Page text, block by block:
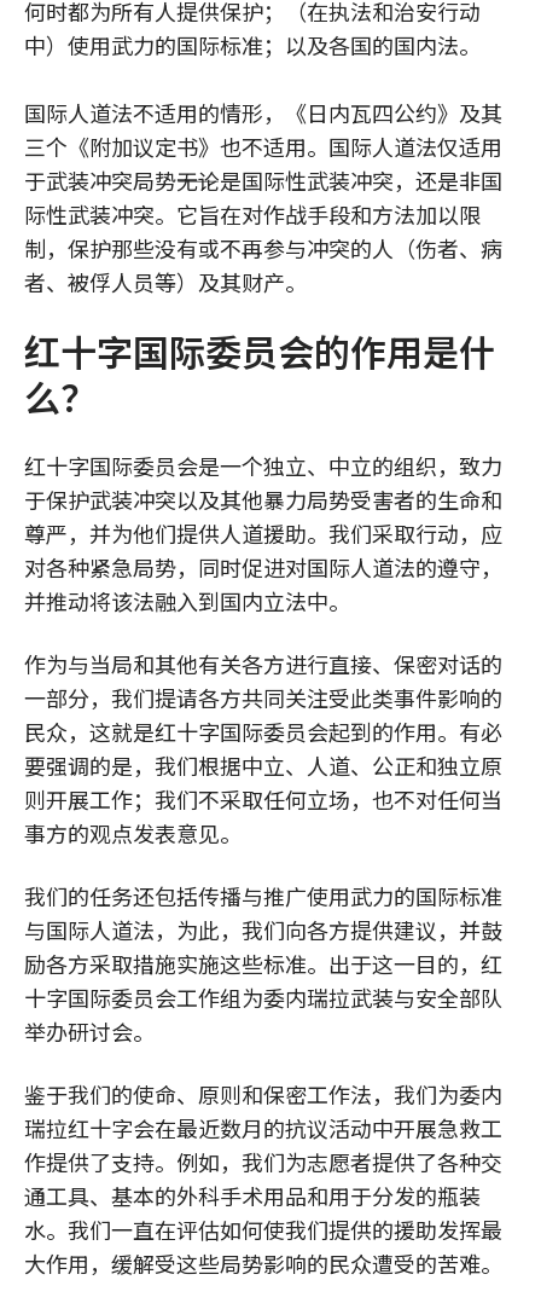
何时都为所有人提供保护；（在执法和治安行动
中）使用武力的国际标准；以及各国的国内法。
国际人道法不适用的情形，《日内瓦四公约》及其
三个《附加议定书》也不适用。国际人道法仅适用
于武装冲突局势――无论是国际性武装冲突，还是非国
际性武装冲突。它旨在对作战手段和方法加以限
制，保护那些没有或不再参与冲突的人（伤者、病
者、被俘人员等）及其财产。
红十字国际委员会的作用是什
么？
红十字国际委员会是一个独立、中立的组织，致力
于保护武装冲突以及其他暴力局势受害者的生命和
尊严，并为他们提供人道援助。我们采取行动，应
对各种紧急局势，同时促进对国际人道法的遵守，
并推动将该法融入到国内立法中。
作为与当局和其他有关各方进行直接、保密对话的
一部分，我们提请各方共同关注受此类事件影响的
民众，这就是红十字国际委员会起到的作用。有必
要强调的是，我们根据中立、人道、公正和独立原
则开展工作；我们不采取任何立场，也不对任何当
事方的观点发表意见。
我们的任务还包括传播与推广使用武力的国际标准
与国际人道法，为此，我们向各方提供建议，并鼓
励各方采取措施实施这些标准。出于这一目的，红
十字国际委员会工作组为委内瑞拉武装与安全部队
举办研讨会。
鉴于我们的使命、原则和保密工作法，我们为委内
瑞拉红十字会在最近数月的抗议活动中开展急救工
作提供了支持。例如，我们为志愿者提供了各种交
通工具、基本的外科手术用品和用于分发的瓶装
水。我们一直在评估如何使我们提供的援助发挥最
大作用，缓解受这些局势影响的民众遭受的苦难。